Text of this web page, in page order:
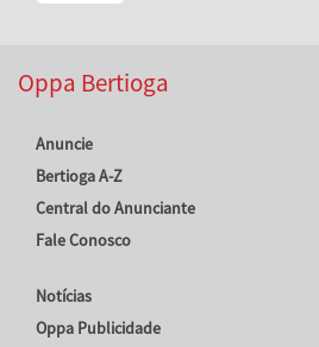
Oppa Bertioga
Anuncie
Bertioga A-Z
Central do Anunciante
Fale Conosco
Notícias
Oppa Publicidade